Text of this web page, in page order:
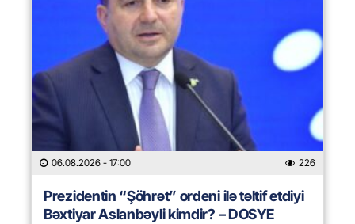
06.08.2026 - 17:00 226
Prezidentin “Şöhrət” ordeni ilə təltif etdiyi
Bəxtiyar Aslanbəyli kimdir? – DOSYE